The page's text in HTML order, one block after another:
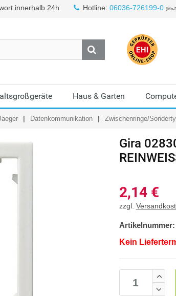
innerhalb 24h Hotline: 06036-726199-0 (Mo-
Haus & Garten
Datenkommunikation Zwischenringe/
Gira
2,14 €
zzgl.
Artikelnummer:
Kein